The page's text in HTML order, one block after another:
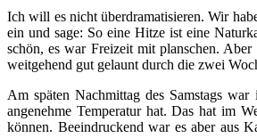
Ich will es nicht überdramatisieren. Wir
ein und sage: So eine Hitze ist eine
schön, es war Freizeit mit planschen.
weitgehend gut gelaunt durch die zwei
Am späten Nachmittag des Samstags
angenehme Temperatur hat. Das hat im
können. Beeindruckend war es aber aus